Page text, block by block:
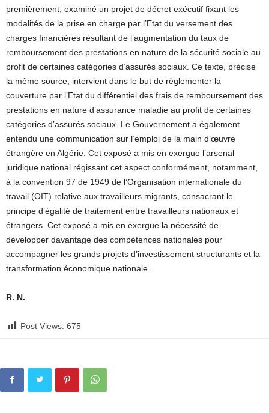
premièrement, examiné un projet de décret exécutif fixant les
modalités de la prise en charge par l’Etat du versement des
charges financières résultant de l’augmentation du taux de
remboursement des prestations en nature de la sécurité sociale au
profit de certaines catégories d’assurés sociaux. Ce texte, précise
la même source, intervient dans le but de règlementer la
couverture par l’Etat du différentiel des frais de remboursement des
prestations en nature d’assurance maladie au profit de certaines
catégories d’assurés sociaux. Le Gouvernement a également
entendu une communication sur l’emploi de la main d’œuvre
étrangère en Algérie. Cet exposé a mis en exergue l’arsenal
juridique national régissant cet aspect conformément, notamment,
à la convention 97 de 1949 de l’Organisation internationale du
travail (OIT) relative aux travailleurs migrants, consacrant le
principe d’égalité de traitement entre travailleurs nationaux et
étrangers. Cet exposé a mis en exergue la nécessité de
développer davantage des compétences nationales pour
accompagner les grands projets d’investissement structurants et la
transformation économique nationale.
R. N.
Post Views: 675